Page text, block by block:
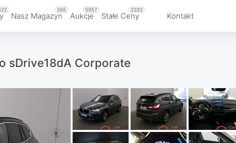
Nasz Magazyn
565
Aukcje
5957
Stałe Ceny
2332
Kontakt
sDrive18dA Corporate